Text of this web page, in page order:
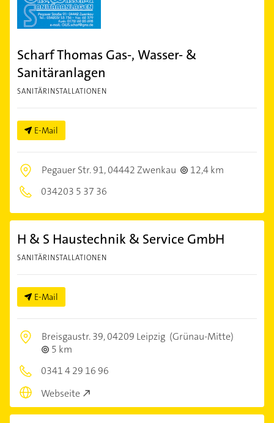
Scharf Thomas Gas-, Wasser- &
Sanitäranlagen
SANITÄRINSTALLATIONEN
E-Mail
Pegauer Str. 91,04442 Zwenkau
12,4 km
034203 5 37 36
H & S Haustechnik & Service GmbH
SANITÄRINSTALLATIONEN
E-Mail
Breisgaustr. 39,04209 Leipzig (Grünau-Mitte)
5 km
0341 4 29 16 96
Webseite